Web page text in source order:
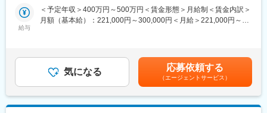
をプロデュースする会社です。
私たちが目指すのは、移動時間を「快適で楽しい時間」に変える
「一期一会」を大切に、出会ったすべての人に喜びと感動を届け
ることが私たちの使命です。
社です。
■業務内容：
・収支把握
・各作業工程の把握、安全・品質・作業効率の向上に向けた施策
立案、実行
給与
＜予定年収＞400万円～500万円＜賃金形態＞月給制＜賃金内訳＞
月額（基本給）：221,000円～300,000円＜月給＞221,000円～
あり、選考を通じて上下する可能性があります。月給(月額)は固定
手当を含めた表記です。
気になる 応募依頼する
（エージェントサービス）